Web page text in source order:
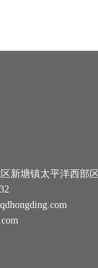
塘镇太平洋西部区